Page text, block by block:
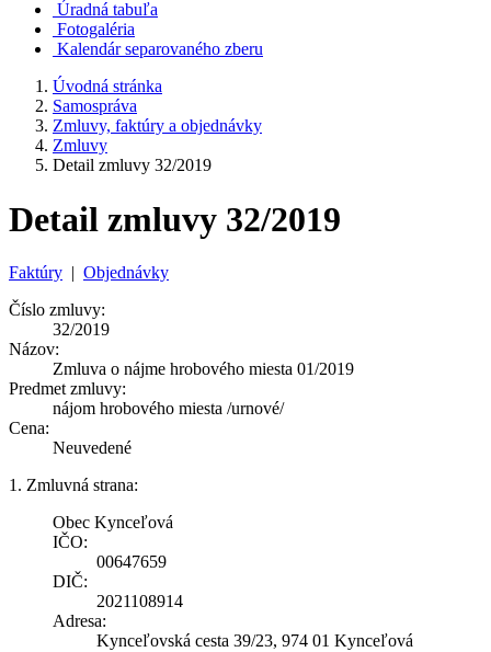
Úradná tabuľa
Fotogaléria
Kalendár separovaného zberu
Úvodná stránka
Samospráva
Zmluvy, faktúry a objednávky
Zmluvy
Detail zmluvy 32/2019
Detail zmluvy 32/2019
Faktúry | Objednávky
Číslo zmluvy:
32/2019
Názov:
Zmluva o nájme hrobového miesta 01/2019
Predmet zmluvy:
nájom hrobového miesta /urnové/
Cena:
Neuvedené
1. Zmluvná strana:
Obec Kynceľová
IČO:
00647659
DIČ:
2021108914
Adresa:
Kynceľovská cesta 39/23, 974 01 Kynceľová